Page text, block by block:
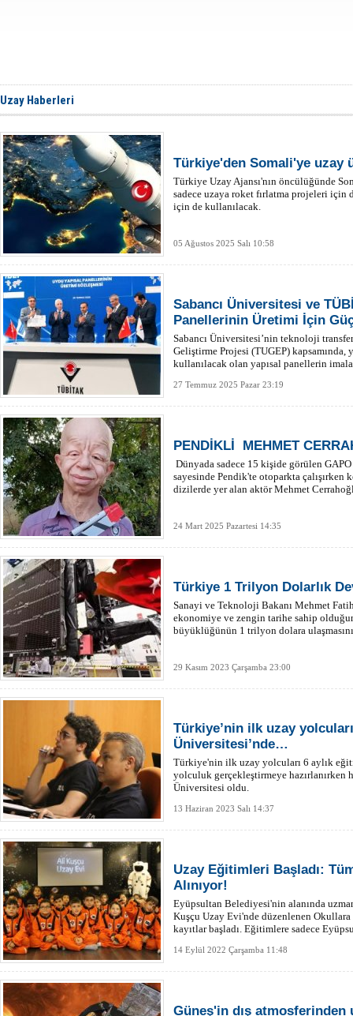
Uzay Haberleri
Türkiye'den Somali'ye uzay
Türkiye Uzay Ajansı'nın öncülüğünde
sadece uzaya roket fırlatma projeleri
için de kullanılacak.
05 Ağustos 2025 Salı 10:58
Sabancı Üniversitesi ve
Panellerinin Üretimi İçin
Sabancı Üniversitesi’nin teknoloji
Geliştirme Projesi (TUGEP)
kullanılacak olan yapısal panellerin
27 Temmuz 2025 Pazar 23:19
PENDİKLİ MEHMET
Dünyada sadece 15 kişide görülen
sayesinde Pendik'te otoparkta çalışırken
dizilerde yer alan aktör Mehmet
24 Mart 2025 Pazartesi 14:35
Türkiye 1 Trilyon Dolarlık
Sanayi ve Teknoloji Bakanı Mehmet
ekonomiye ve zengin tarihe sahip
büyüklüğünün 1 trilyon dolara
29 Kasım 2023 Çarşamba 23:00
Türkiye’nin ilk uzay
Üniversitesi’nde…
Türkiye'nin ilk uzay yolcuları 6 aylık
yolculuk gerçekleştirmeye hazırlanırken
Üniversitesi oldu.
13 Haziran 2023 Salı 14:37
Uzay Eğitimleri Başladı:
Alınıyor!
Eyüpsultan Belediyesi'nin alanında
Kuşçu Uzay Evi'nde düzenlenen
kayıtlar başladı. Eğitimlere sadece
14 Eylül 2022 Çarşamba 11:48
Güneş'in dış atmosferinden